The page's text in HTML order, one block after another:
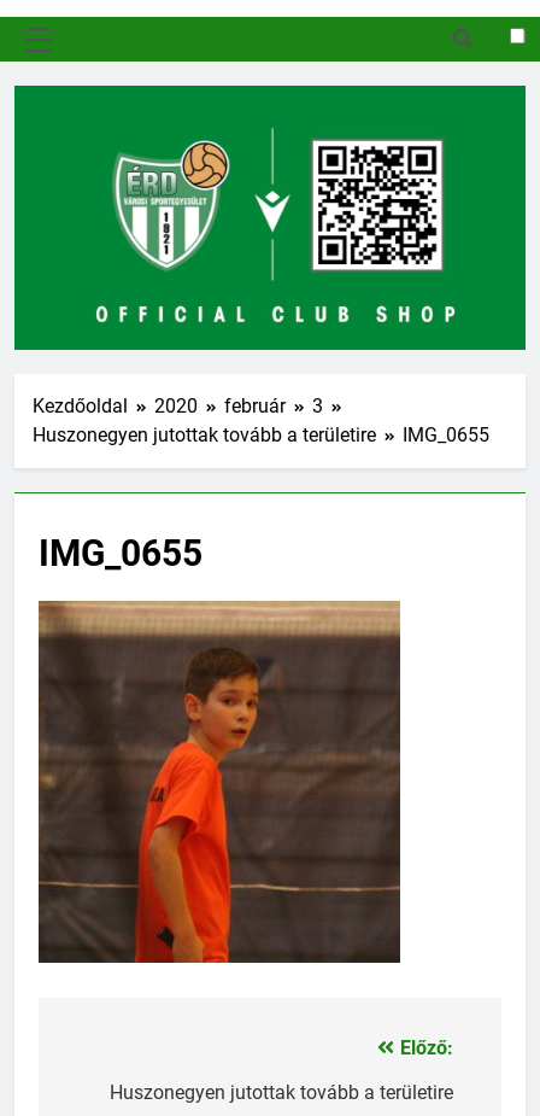
Kezdőoldal 2020 február
3
Huszonegyen jutottak tovább a területire
IMG_0655
IMG_0655
navigáció
Előző:
Huszonegyen jutottak tovább a területire